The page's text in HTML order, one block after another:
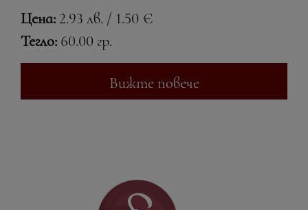
Цена: 2.93 лв. / 1.50 €
Тегло: 60.00 гр.
Вижте повече